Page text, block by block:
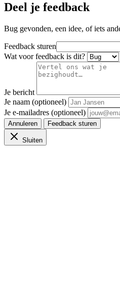
Deel je feedback
Bug gevonden, een idee, of iets
Feedback sturen
Wat voor feedback is dit?
Je bericht
Je naam (optioneel)
Je e-mailadres (optioneel)
Annuleren Feedback sturen
Sluiten